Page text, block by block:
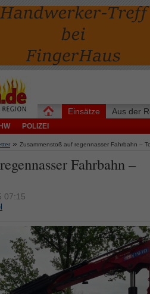
Einsätze
POLIZEI
Aus der
» Zusammenstoß auf regennasser Fahrbahn –
Fahrbahn –
07:15